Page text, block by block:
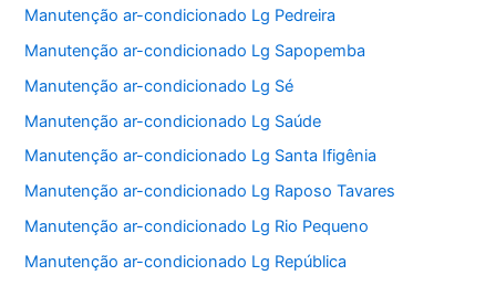
Manutenção ar-condicionado Lg Pedreira
Manutenção ar-condicionado Lg Sapopemba
Manutenção ar-condicionado Lg Sé
Manutenção ar-condicionado Lg Saúde
Manutenção ar-condicionado Lg Santa Ifigênia
Manutenção ar-condicionado Lg Raposo Tavares
Manutenção ar-condicionado Lg Rio Pequeno
Manutenção ar-condicionado Lg República